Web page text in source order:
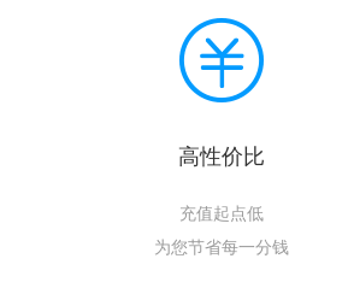
高性价比
充值起点低
为您节省每一分钱